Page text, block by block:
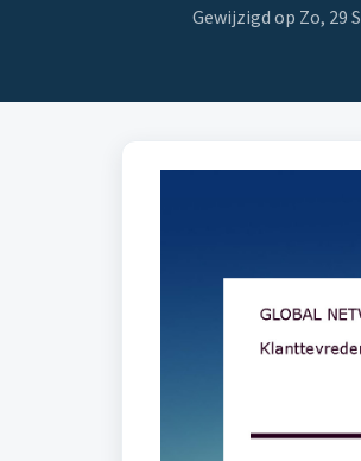
Gewijzigd op Zo, 29